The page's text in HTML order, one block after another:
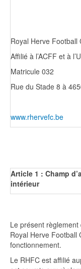
Royal Herve Football
Affilié à l’ACFF et à
Matricule 032
Rue du Stade 8 à
www.rhervefc.be
Article 1 : Champ
intérieur
Le présent règlement
Royal Herve Football
fonctionnement.
Le RHFC est affilié